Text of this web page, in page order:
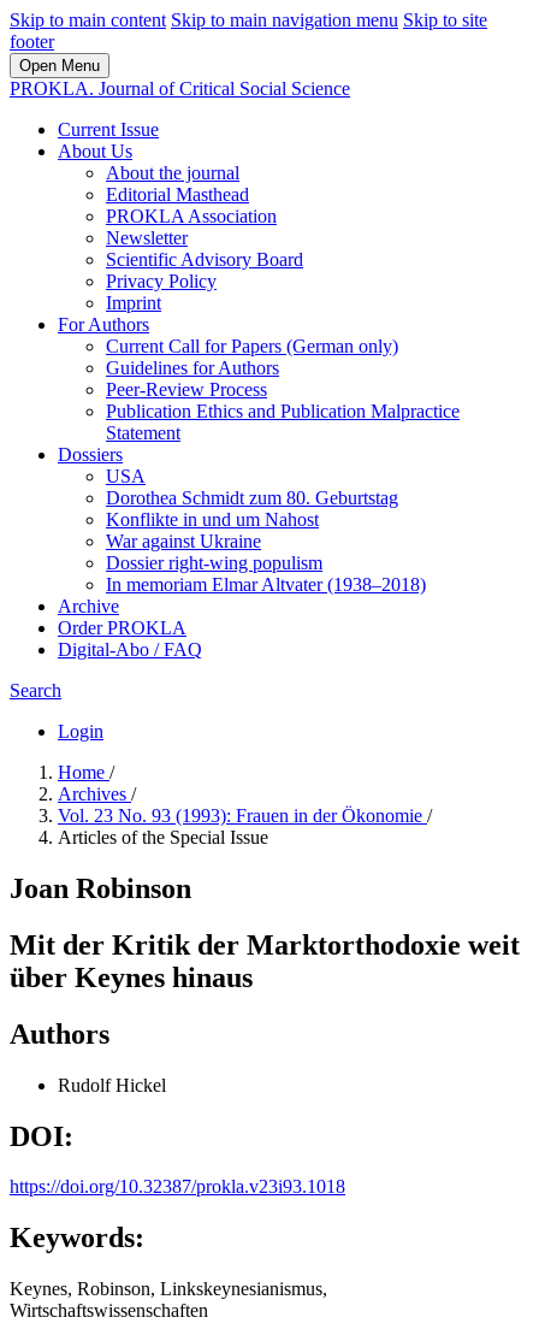
Skip to main content Skip to main navigation menu Skip to site
footer
Open Menu
PROKLA. Journal of Critical Social Science
Current Issue
About Us
About the journal
Editorial Masthead
PROKLA Association
Newsletter
Scientific Advisory Board
Privacy Policy
Imprint
For Authors
Current Call for Papers (German only)
Guidelines for Authors
Peer-Review Process
Publication Ethics and Publication Malpractice
Statement
Dossiers
USA
Dorothea Schmidt zum 80. Geburtstag
Konflikte in und um Nahost
War against Ukraine
Dossier right-wing populism
In me­mo­ri­am Elmar Altvater (1938–2018)
Archive
Order PROKLA
Digital-Abo / FAQ
Search
Login
Home /
Archives /
Vol. 23 No. 93 (1993): Frauen in der Ökonomie /
Articles of the Special Issue
Joan Robinson
Mit der Kritik der Marktorthodoxie weit
über Keynes hinaus
Authors
Rudolf Hickel
DOI:
https://doi.org/10.32387/prokla.v23i93.1018
Keywords:
Keynes, Robinson, Linkskeynesianismus,
Wirtschaftswissenschaften